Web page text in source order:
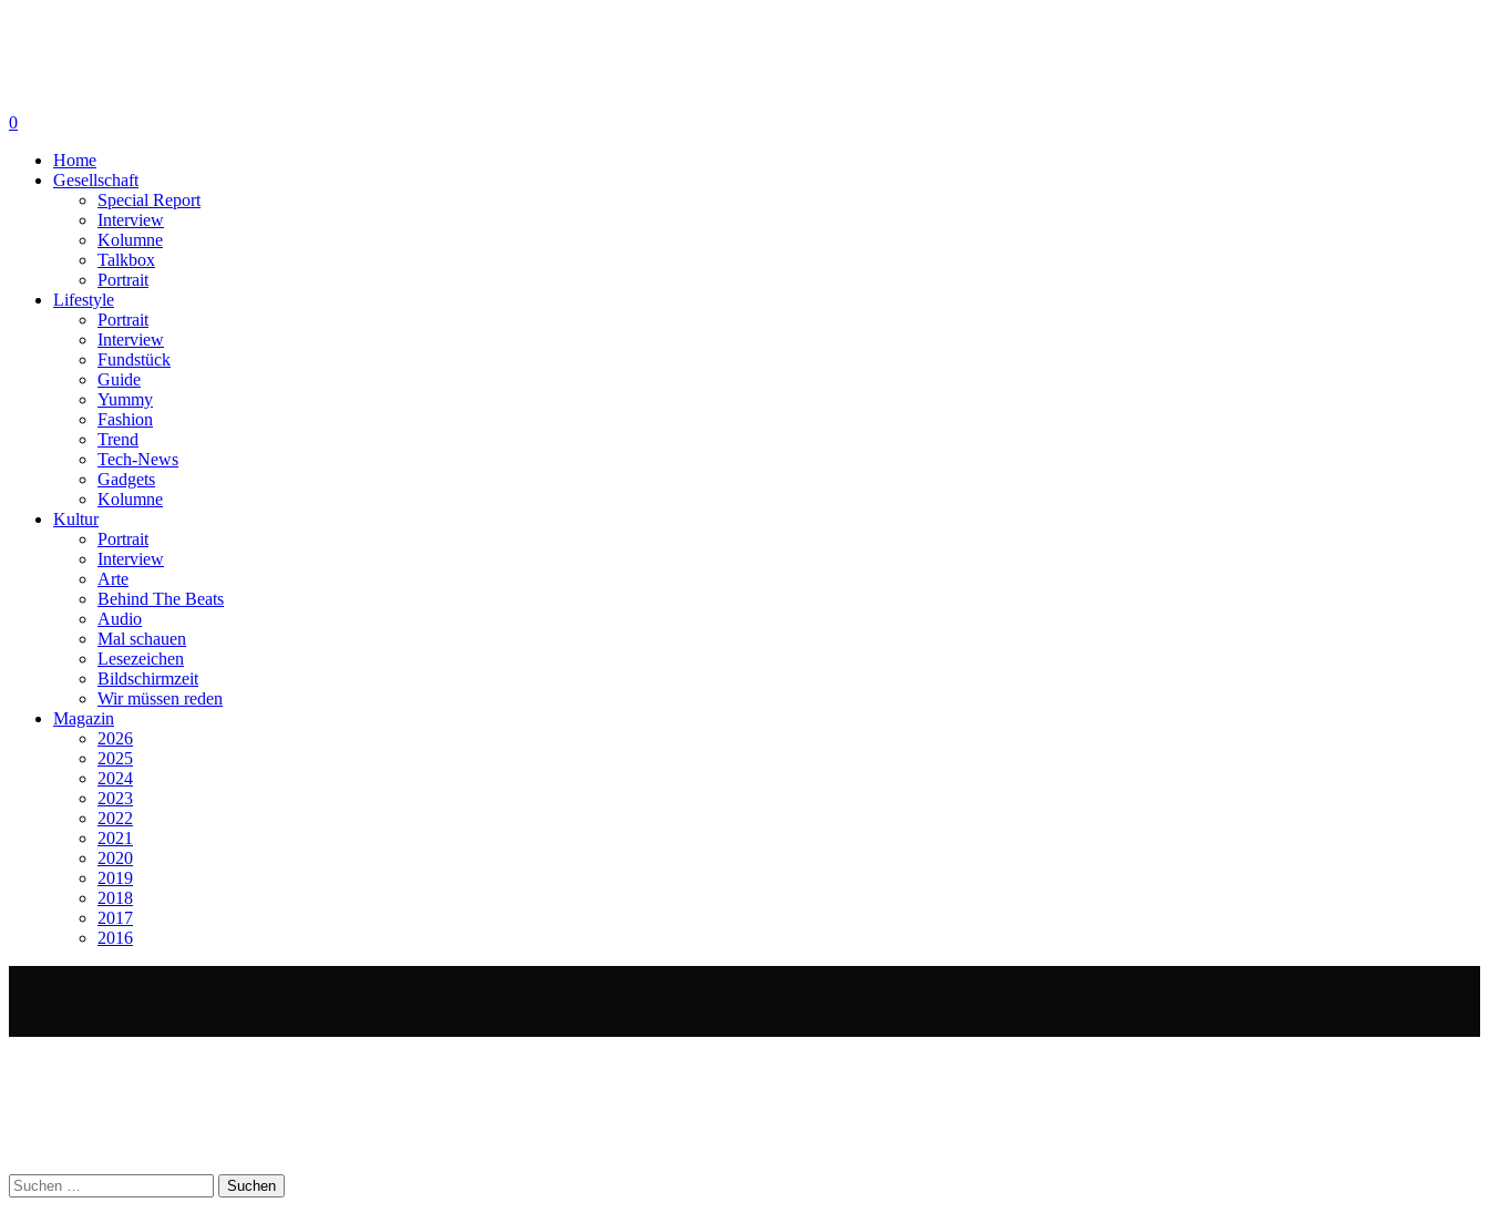
0
Home
Gesellschaft
Special Report
Interview
Kolumne
Talkbox
Portrait
Lifestyle
Portrait
Interview
Fundstück
Guide
Yummy
Fashion
Trend
Tech-News
Gadgets
Kolumne
Kultur
Portrait
Interview
Arte
Behind The Beats
Audio
Mal schauen
Lesezeichen
Bildschirmzeit
Wir müssen reden
Magazin
2026
2025
2024
2023
2022
2021
2020
2019
2018
2017
2016
Suchen
nach: